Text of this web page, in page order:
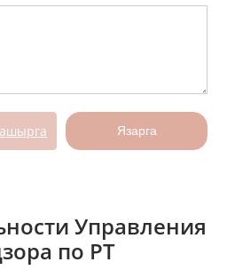
Язарга
Управления
по РТ